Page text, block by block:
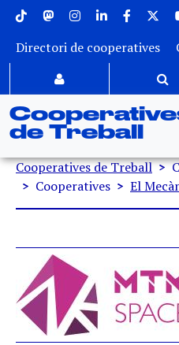
Vés al contingut
Menu superior
Directori de cooperatives
de Treball
Fil d'ariadna
Cooperatives de Treball
Cooperatives
El